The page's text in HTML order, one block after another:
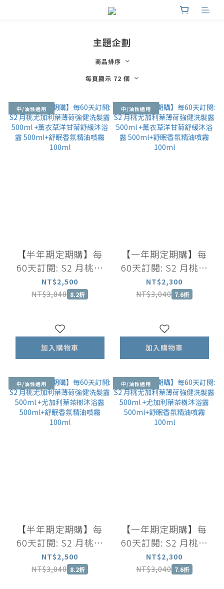
主題企劃
商品排序
每頁顯示 72 個
中/油性適用
【半年期定期購】每
60天訂閱: S2 月桃尤
加利葉薄荷強健洗髮露
500ml +薰衣草洋甘菊
眠香氛精油噴霧
100ml
NT$2,500
NT$3,040 8.2折
加入購物車
中/油性適用
【一年期定期購】每
60天訂閱: S2 月桃尤
加利葉薄荷強健洗髮露
500ml +薰衣草洋甘菊
眠香氛精油噴霧
100ml
NT$2,300
NT$3,040 7.6折
加入購物車
中/油性適用
【半年期定期購】每
60天訂閱: S2 月桃尤
加利葉薄荷強健洗髮露
500ml +尤加利葉茶樹
NT$2,500
NT$3,040 8.2折
中/油性適用
【一年期定期購】每
60天訂閱: S2 月桃尤
加利葉薄荷強健洗髮露
500ml +尤加利葉茶樹
NT$2,300
NT$3,040 7.6折